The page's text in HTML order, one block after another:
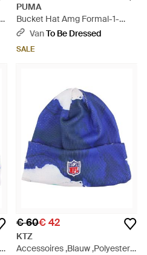
PUMA
Bucket Hat Amg Formal-1-
Team - Zwart
VanTo Be Dressed
SALE
€ 60€ 42
KTZ
Accessoires ,Blauw ,Polyester